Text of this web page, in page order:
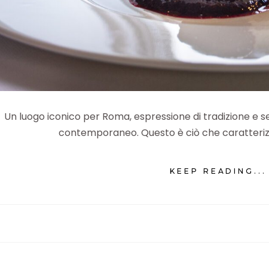
Un luogo iconico per Roma, espressione di tradizione e
contemporaneo. Questo è ciò che
KEEP READING...